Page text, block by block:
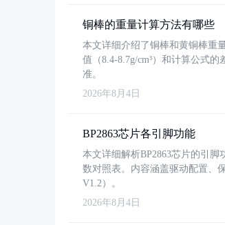
铜棒的重量计算方法有哪些
本文详细介绍了铜棒和黄铜棒重
值（8.4-8.7g/cm³）和计算公式
准。
2026年8月4日
BP2863芯片各引脚功能
本文详细解析BP2863芯片的引
数对照表。内容涵盖驱动配置、
V1.2）。
2026年8月4日